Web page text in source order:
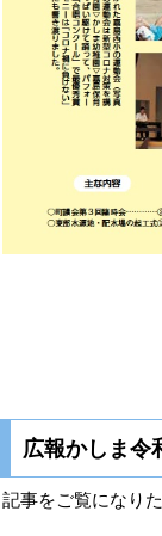
広報かしま令
記事をご覧になり